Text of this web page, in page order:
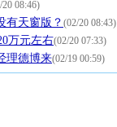
20 08:46)
有天窗版？ (02/20 08:43)
万元左右(02/20 07:33)
理德博来(02/19 00:59)